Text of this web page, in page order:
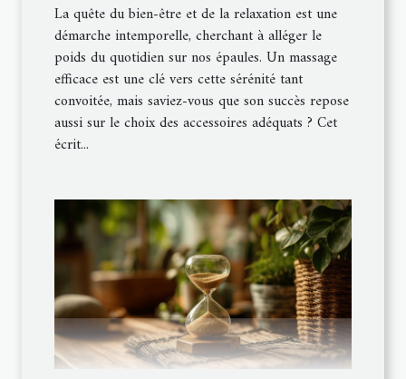
La quête du bien-être et de la relaxation est une
démarche intemporelle, cherchant à alléger le
poids du quotidien sur nos épaules. Un massage
efficace est une clé vers cette sérénité tant
convoitée, mais saviez-vous que son succès repose
aussi sur le choix des accessoires adéquats ? Cet
écrit...